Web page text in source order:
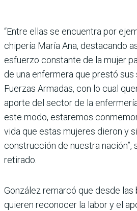
“Entre ellas se encuentra por
chipería María Ana, destacando
esfuerzo constante de la mujer
de una enfermera que prestó sus
Fuerzas Armadas, con lo cual
aporte del sector de la
este modo, estaremos
vida que estas mujeres dieron y
construcción de nuestra nación”,
retirado.
González remarcó que desde las
quieren reconocer la labor y el